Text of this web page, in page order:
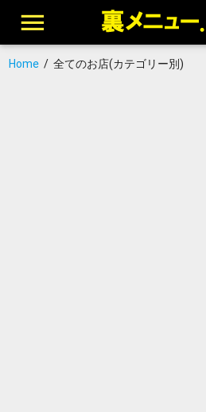
Home/ 全てのお店(カテゴリー別)